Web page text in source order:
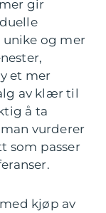
gir
unike og mer
et mer
av klær til
å ta
vurderer
som passer
kjøp av